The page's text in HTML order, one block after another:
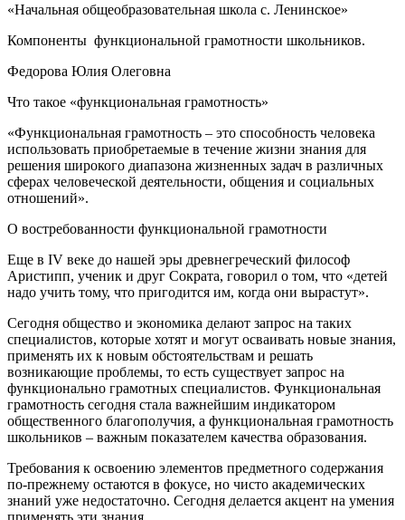
«Начальная общеобразовательная школа с. Ленинское»
Компоненты функциональной грамотности школьников.
Федорова Юлия Олеговна
Что такое «функциональная грамотность»
«Функциональная грамотность – это способность человека
использовать приобретаемые в течение жизни знания для
решения широкого диапазона жизненных задач в различных
сферах человеческой деятельности, общения и социальных
отношений».
О востребованности функциональной грамотности
Еще в IV веке до нашей эры древнегреческий философ
Аристипп, ученик и друг Сократа, говорил о том, что «детей
надо учить тому, что пригодится им, когда они вырастут».
Сегодня общество и экономика делают запрос на таких
специалистов, которые хотят и могут осваивать новые знания,
применять их к новым обстоятельствам и решать
возникающие проблемы, то есть существует запрос на
функционально грамотных специалистов. Функциональная
грамотность сегодня стала важнейшим индикатором
общественного благополучия, а функциональная грамотность
школьников – важным показателем качества образования.
Требования к освоению элементов предметного содержания
по-прежнему остаются в фокусе, но чисто академических
знаний уже недостаточно. Сегодня делается акцент на умения
применять эти знания.